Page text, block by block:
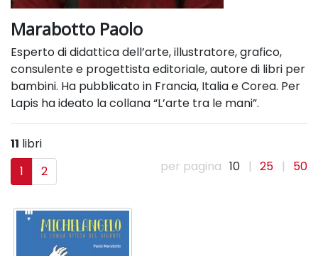
Marabotto Paolo
Esperto di didattica dell’arte, illustratore, grafico,
consulente e progettista editoriale, autore di libri per
bambini. Ha pubblicato in Francia, Italia e Corea. Per
Lapis ha ideato la collana “L’arte tra le mani”.
11 libri
1
2 per pagina 10 | 25 | 50